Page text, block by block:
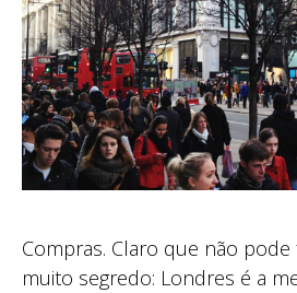
Compras. Claro que não pode
muito segredo: Londres é a